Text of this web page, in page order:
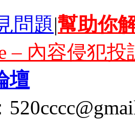
斂財詐騙或性交
問題|幫助你
– 內容侵犯投
壇